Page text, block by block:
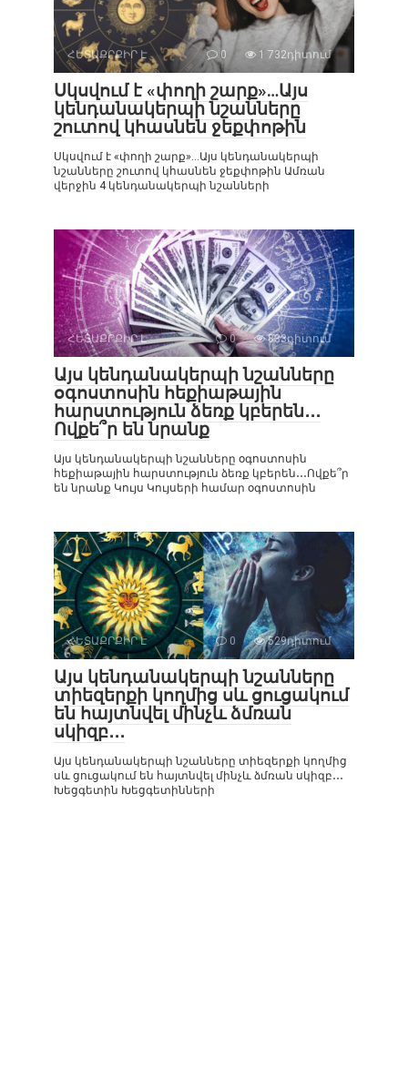
ՀԵՏԱՔՐՔԻՐ Է 0 1 732դիտում
Սկսվում է «փողի շարք»…Այս
կենդանակերպի նշանները
շուտով կհասնեն ջեքփոթին
Սկսվում է «փողի շարք»…Այս կենդանակերպի
նշանները շուտով կհասնեն ջեքփոթին Ամռան
վերջին 4 կենդանակերպի նշանների
ՀԵՏԱՔՐՔԻՐ Է 0 833դիտում
Այս կենդանակերպի նշանները
օգոստոսին հեքիաթային
հարստություն ձեռք կբերեն․․․
Ովքե՞ր են նրանք
Այս կենդանակերպի նշանները օգոստոսին
հեքիաթային հարստություն ձեռք կբերեն․․․Ովքե՞ր
են նրանք Կույս Կույսերի համար օգոստոսին
ՀԵՏԱՔՐՔԻՐ Է 0 529դիտում
Այս կենդանակերպի նշանները
տիեզերքի կողմից սև ցուցակում
են հայտնվել մինչև ձմռան
սկիզբ․․․
Այս կենդանակերպի նշանները տիեզերքի կողմից
սև ցուցակում են հայտնվել մինչև ձմռան սկիզբ․․․
Խեցգետին Խեցգետինների